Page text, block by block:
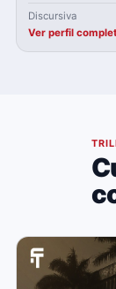
Discursiva
Ver perfil